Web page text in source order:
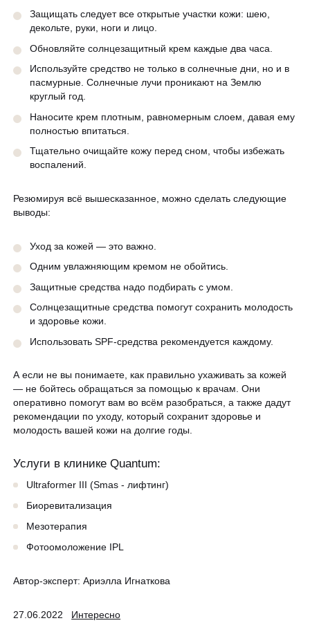
Защищать следует все открытые участки кожи: шею,
декольте, руки, ноги и лицо.
Обновляйте солнцезащитный крем каждые два часа.
Используйте средство не только в солнечные дни, но и в
пасмурные. Солнечные лучи проникают на Землю
круглый год.
Наносите крем плотным, равномерным слоем, давая ему
полностью впитаться.
Тщательно очищайте кожу перед сном, чтобы избежать
воспалений.
Резюмируя всё вышесказанное, можно сделать следующие
выводы:
Уход за кожей — это важно.
Одним увлажняющим кремом не обойтись.
Защитные средства надо подбирать с умом.
Солнцезащитные средства помогут сохранить молодость
и здоровье кожи.
Использовать SPF-средства рекомендуется каждому.
А если не вы понимаете, как правильно ухаживать за кожей
— не бойтесь обращаться за помощью к врачам. Они
оперативно помогут вам во всём разобраться, а также дадут
рекомендации по уходу, который сохранит здоровье и
молодость вашей кожи на долгие годы.
Услуги в клинике Quantum:
Ultraformer III (Smas - лифтинг)
Биоревитализация
Мезотерапия
Фотоомоложение IPL
Автор-эксперт:Ариэлла Игнаткова
27.06.2022 Интересно